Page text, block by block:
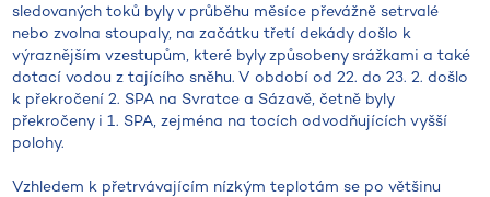
sledovaných toků byly v průběhu měsíce převážně setrvalé
nebo zvolna stoupaly, na začátku třetí dekády došlo k
výraznějším vzestupům, které byly způsobeny srážkami a také
dotací vodou z tajícího sněhu. V období od 22. do 23. 2. došlo
k překročení 2. SPA na Svratce a Sázavě, četně byly
překročeny i 1. SPA, zejména na tocích odvodňujících vyšší
polohy.
Vzhledem k přetrvávajícím nízkým teplotám se po většinu